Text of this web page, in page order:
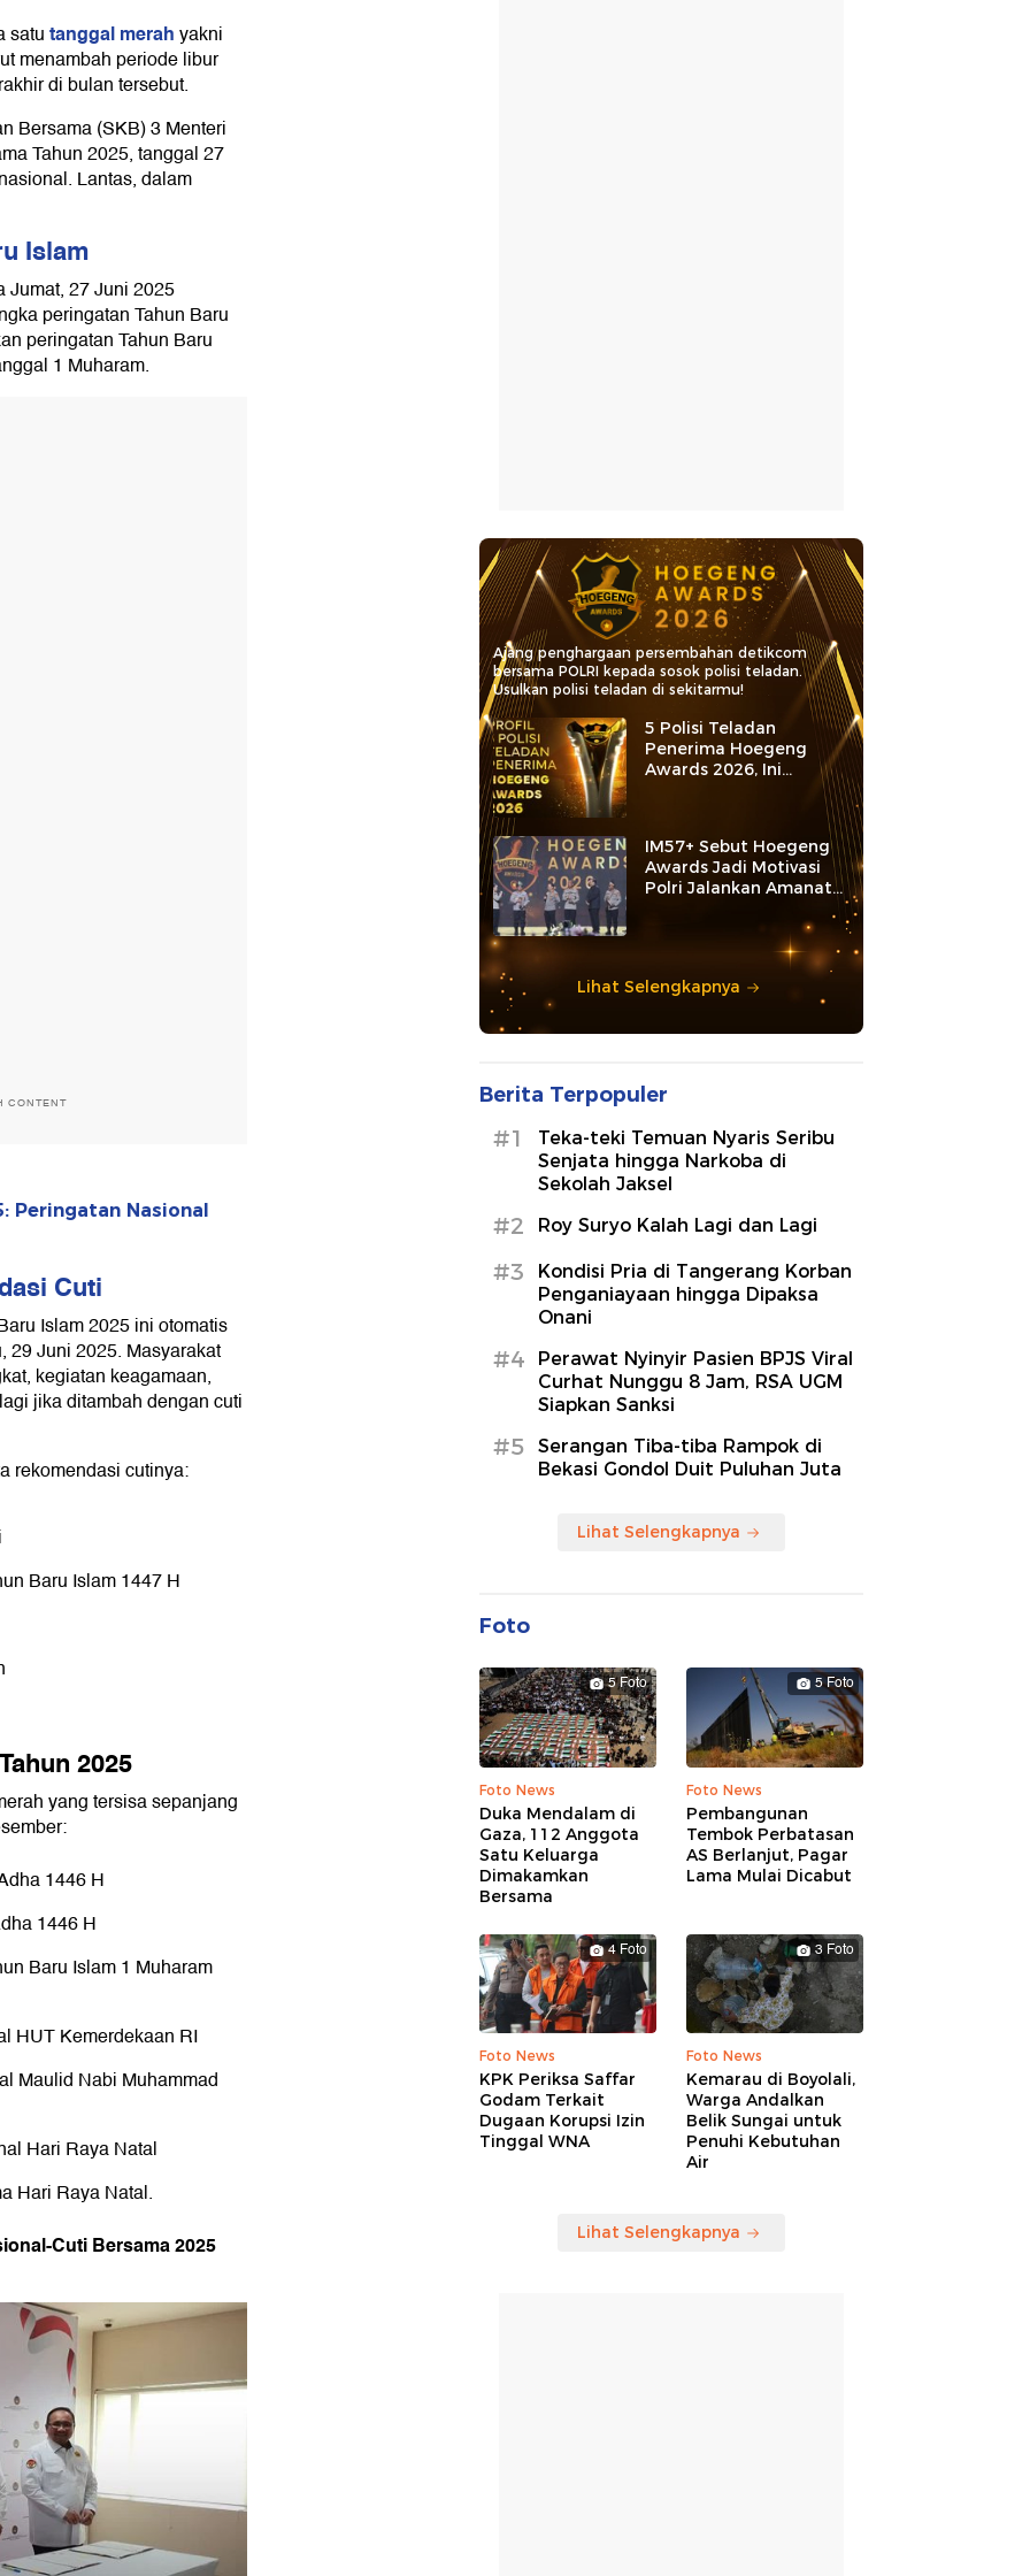
2025
satutanggal merahyakni
menambah periode libur
di bulan tersebut.
Bersama (SKB) 3 Menteri
Tahun 2025, tanggal 27
Lantas, dalam
Islam
Jumat, 27 Juni 2025
peringatan Tahun Baru
peringatan Tahun Baru
1 Muharam.
CONTENT
Peringatan Nasional
Cuti
Islam 2025 ini otomatis
29 Juni 2025. Masyarakat
kegiatan keagamaan,
jika ditambah dengan cuti
rekomendasi cutinya:
Baru Islam 1447 H
2025
yang tersisa sepanjang
1446 H
1446 H
Baru Islam 1 Muharam
HUT Kemerdekaan RI
Maulid Nabi Muhammad
Hari Raya Natal
Hari Raya Natal.
Cuti Bersama 2025
Ajang penghargaan persembahan detikcom
bersama POLRI kepada sosok polisi teladan.
Usulkan polisi teladan di sekitarmu!
5 Polisi Teladan
Penerima Hoegeng
Awards 2026, Ini
Kategori dan Kiprahnya
IM57+ Sebut Hoegeng
Awards Jadi Motivasi
Polri Jalankan Amanat
Lihat Selengkapnya
Berita Terpopuler
#1
Teka-teki Temuan Nyaris Seribu
Senjata hingga Narkoba di
Sekolah Jaksel
#2 Roy Suryo Kalah Lagi dan Lagi
#3
Kondisi Pria di Tangerang Korban
Penganiayaan hingga Dipaksa
Onani
#4
Perawat Nyinyir Pasien BPJS Viral
Curhat Nunggu 8 Jam, RSA UGM
Siapkan Sanksi
#5
Serangan Tiba-tiba Rampok di
Bekasi Gondol Duit Puluhan Juta
Lihat Selengkapnya
Foto
5 Foto
Foto News
Duka Mendalam di
Gaza, 112 Anggota
Satu Keluarga
Dimakamkan
Bersama
5 Foto
Foto News
Pembangunan
Tembok Perbatasan
AS Berlanjut, Pagar
Lama Mulai Dicabut
4 Foto
Foto News
KPK Periksa Saffar
Godam Terkait
Dugaan Korupsi Izin
Tinggal WNA
3 Foto
Foto News
Kemarau di Boyolali,
Warga Andalkan
Belik Sungai untuk
Penuhi Kebutuhan
Air
Lihat Selengkapnya